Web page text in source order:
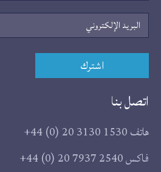
البريد
الإلكتروني
اشترك
اتصل بنا
هاتف+44 (0) 20 3130 1530
فاكس+44 (0) 20 7937 2540